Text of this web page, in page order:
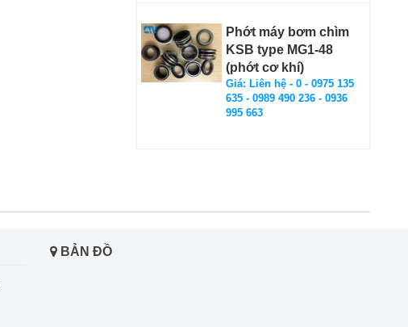
Phớt máy bơm chìm
KSB type MG1-48
(phớt cơ khí)
Giá: Liên hệ - 0 - 0975 135
635 - 0989 490 236 - 0936
995 663
BẢN ĐỒ